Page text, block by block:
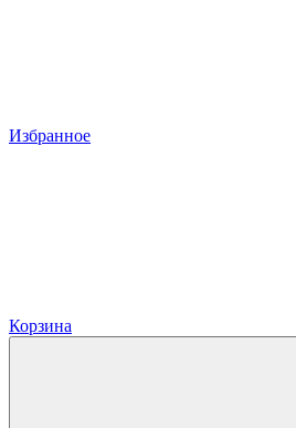
Избранное
Корзина